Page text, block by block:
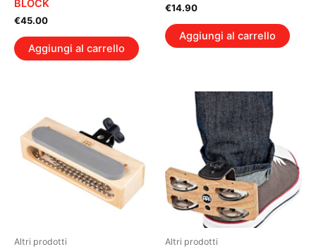
BLOCK
€45.00
Aggiungi al carrello
€14.90
Aggiungi al carrello
Altri prodotti Altri prodotti